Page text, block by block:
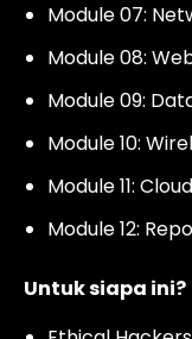
Module 07:
Module 08:
Module 09:
Module 10:
Module 11:
Module 12:
Untuk siapa ini?